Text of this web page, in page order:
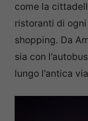
come la
ristoranti di
shopping. Da
sia con
lungo l’antica